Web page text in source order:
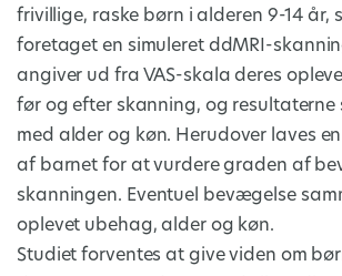
frivillige, raske børn i alderen 9-14 år,
foretaget en simuleret ddMRI-
angiver ud fra VAS-skala deres
før og efter skanning, og resultaterne
med alder og køn. Herudover laves
af barnet for at vurdere graden af
skanningen. Eventuel bevægelse
oplevet ubehag, alder og køn.
Studiet forventes at give viden om